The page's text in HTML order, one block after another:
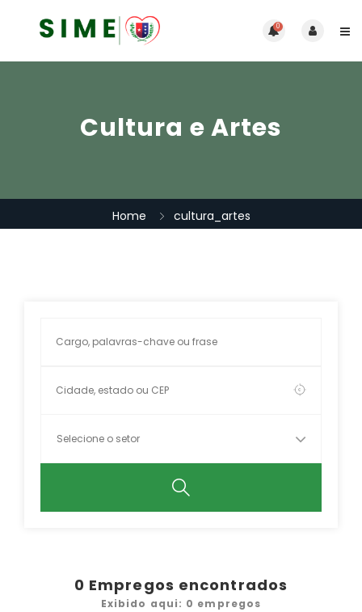
0
Cultura e Artes
Home cultura_artes
0 Empregos encontrados
Exibido aqui: 0 empregos